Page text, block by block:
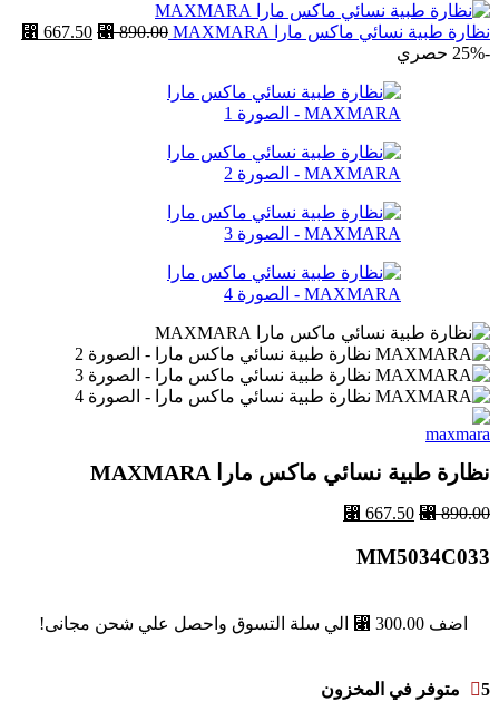
نظارة طبية نسائي ماكس مارا MAXMARA ⃁890.00
⃁ 667.50
-25%
حصري
نظارة طبية نسائي ماكس مارا MAXMARA
⃁890.00
⃁ 667.50
MM5034C033
اضف ⃁ 300.00 الي سلة التسوق واحصل علي شحن مجانى!
5 متوفر في المخزون